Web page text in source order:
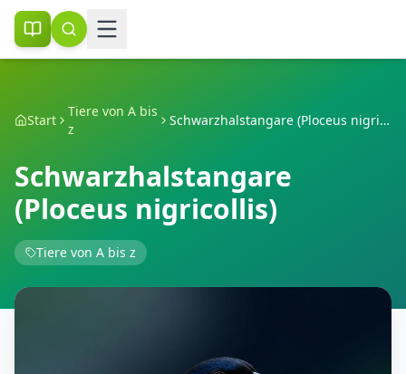
Start
Tiere von A bis
z
Schwarzhalstangare (Ploceus nigricollis)
Schwarzhalstangare
(Ploceus nigricollis)
Tiere von A bis z